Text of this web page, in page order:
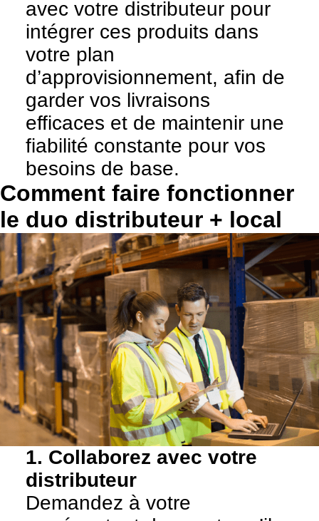
avec votre distributeur pour
intégrer ces produits dans
votre plan
d’approvisionnement, afin de
garder vos livraisons
efficaces et de maintenir une
fiabilité constante pour vos
besoins de base.
Comment faire fonctionner
le duo distributeur + local
1. Collaborez avec votre
distributeur
Demandez à votre